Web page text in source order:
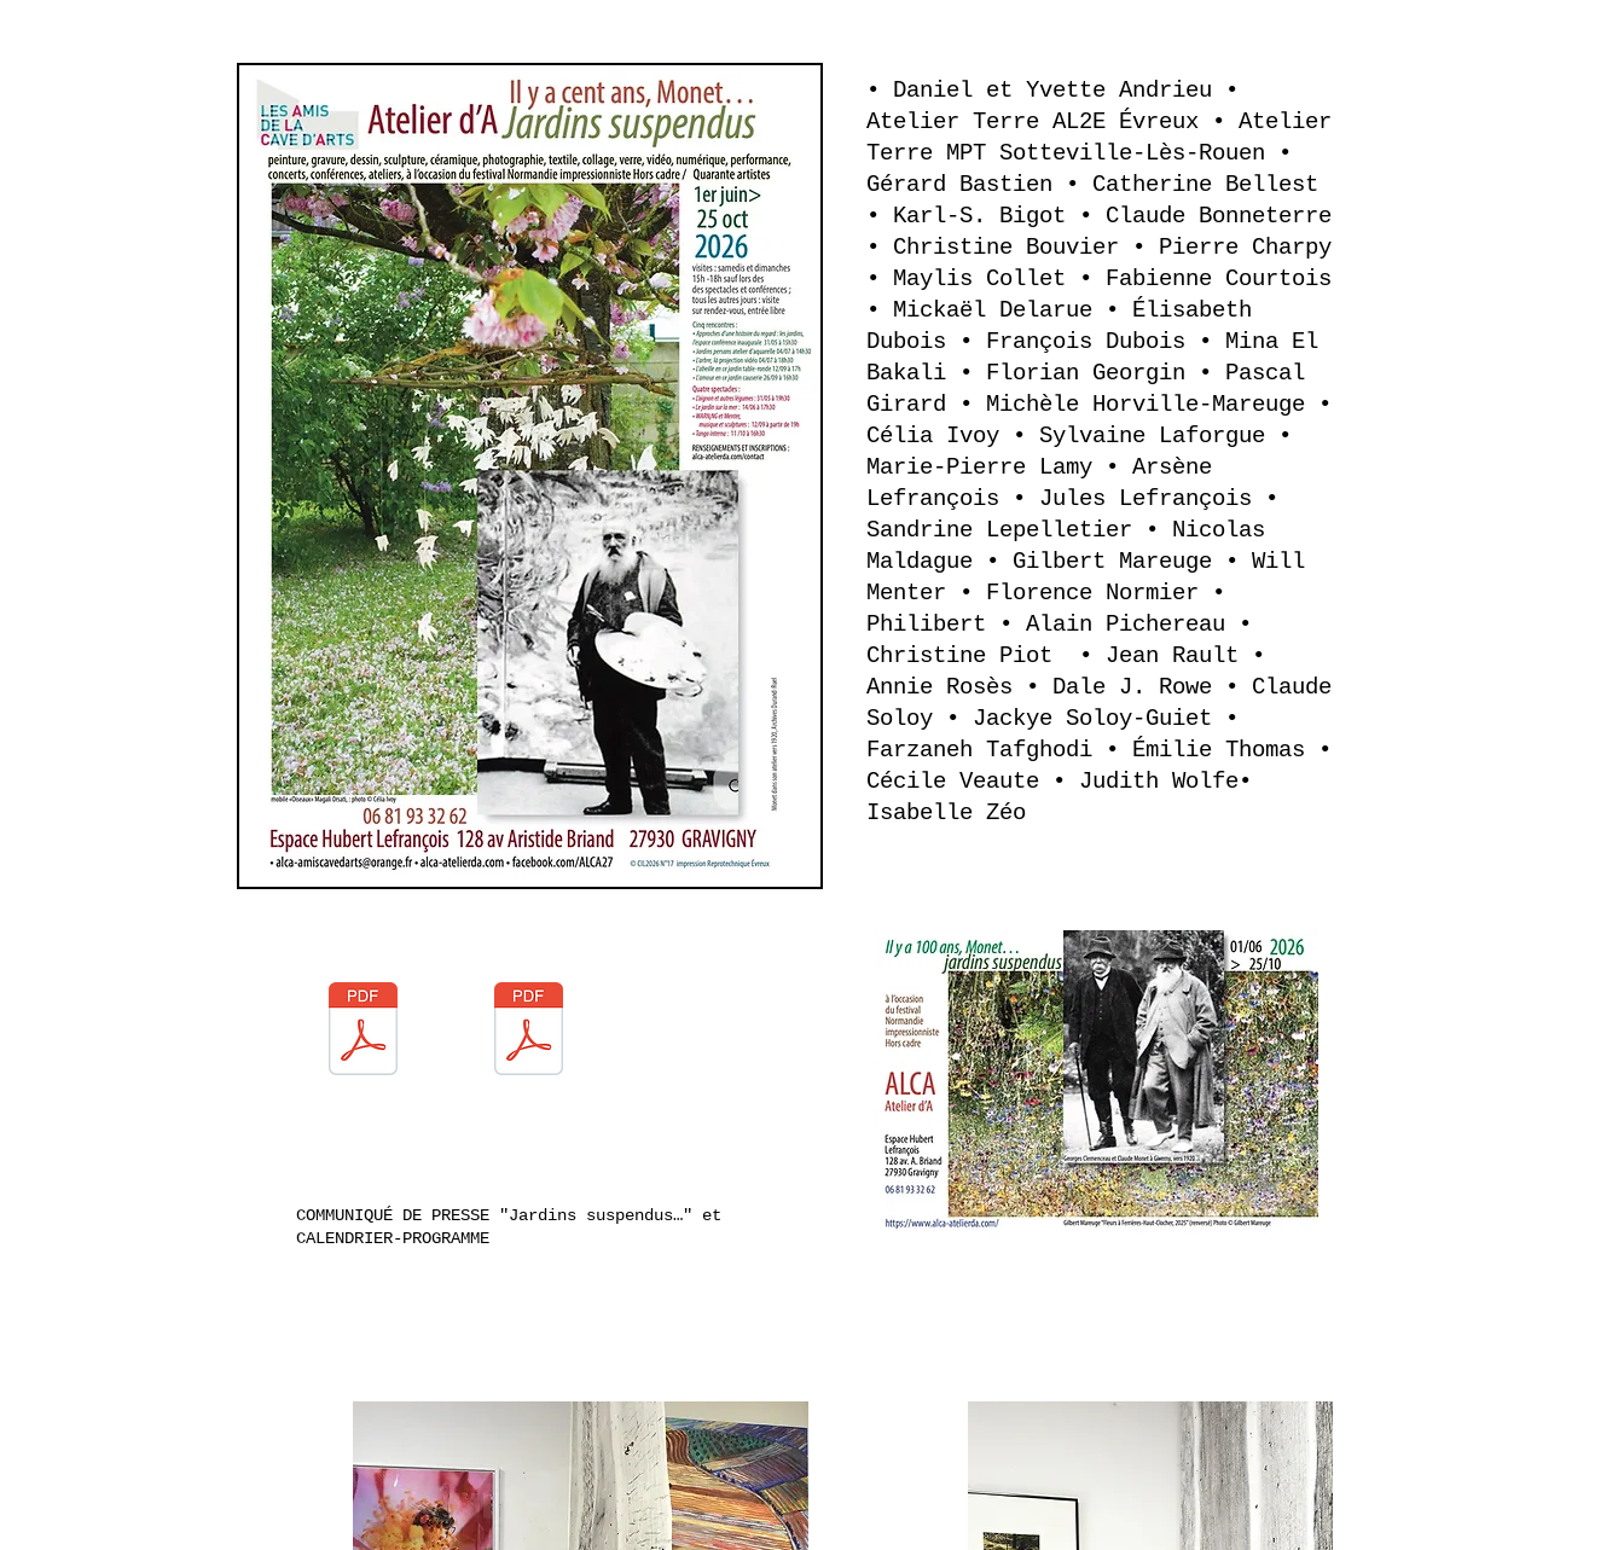
COMMUNIQUÉ DE PRESSE "Jardins suspendus…" et
CALENDRIER-PROGRAMME
• Daniel et Yvette Andrieu •
Atelier Terre AL2E Évreux • Atelier
Terre MPT Sotteville-Lès-Rouen •
Gérard Bastien • Catherine Bellest
• Karl-S. Bigot • Claude Bonneterre
• Christine Bouvier • Pierre Charpy
• Maylis Collet • Fabienne Courtois
• Mickaël Delarue • Élisabeth
Dubois • François Dubois • Mina El
Bakali • Florian Georgin • Pascal
Girard • Michèle Horville-Mareuge •
Célia Ivoy • Sylvaine Laforgue •
Marie-Pierre Lamy • Arsène
Lefrançois • Jules Lefrançois •
Sandrine Lepelletier • Nicolas
Maldague • Gilbert Mareuge • Will
Menter • Florence Normier •
Philibert • Alain Pichereau •
Christine Piot • Jean Rault •
Annie Rosès • Dale J. Rowe • Claude
Soloy • Jackye Soloy-Guiet •
Farzaneh Tafghodi • Émilie Thomas •
Cécile Veaute • Judith Wolfe•
Isabelle Zéo